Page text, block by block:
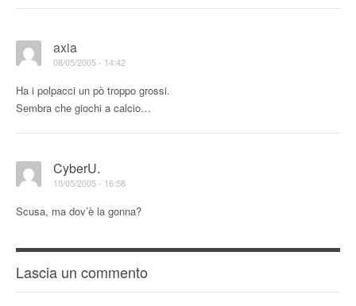
axia
08/05/2005 - 14:42
Ha i polpacci un pò troppo grossi.
Sembra che giochi a calcio…
CyberU.
10/05/2005 - 16:58
Scusa, ma dov’è la gonna?
Lascia un commento